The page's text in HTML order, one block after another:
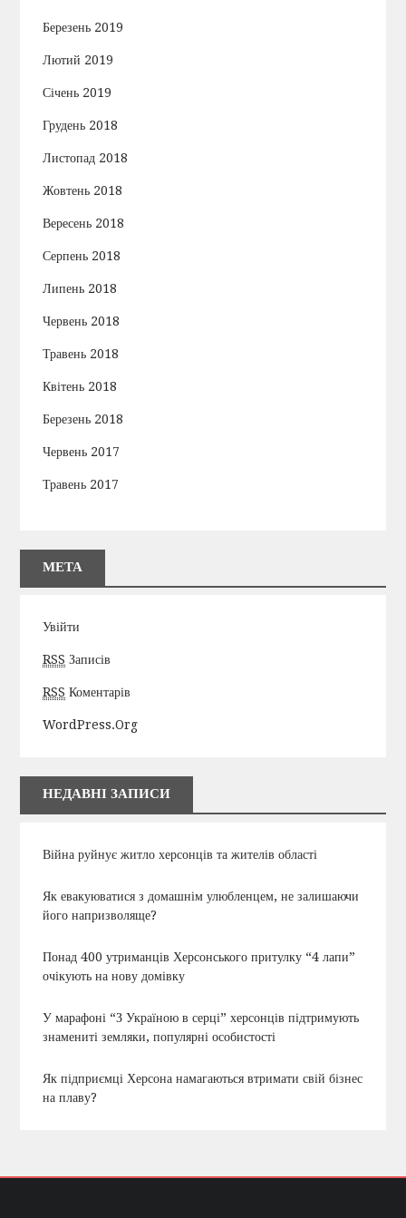
Березень 2019
Лютий 2019
Січень 2019
Грудень 2018
Листопад 2018
Жовтень 2018
Вересень 2018
Серпень 2018
Липень 2018
Червень 2018
Травень 2018
Квітень 2018
Березень 2018
Червень 2017
Травень 2017
МЕТА
Увійти
RSS Записів
RSS Коментарів
WordPress.org
НЕДАВНІ ЗАПИСИ
Війна руйнує житло херсонців та жителів області
Як евакуюватися з домашнім улюбленцем, не залишаючи
його напризволяще?
Понад 400 утриманців Херсонського притулку “4 лапи”
очікують на нову домівку
У марафоні “З Україною в серці” херсонців підтримують
знамениті земляки, популярні особистості
Як підприємці Херсона намагаються втримати свій бізнес
на плаву?